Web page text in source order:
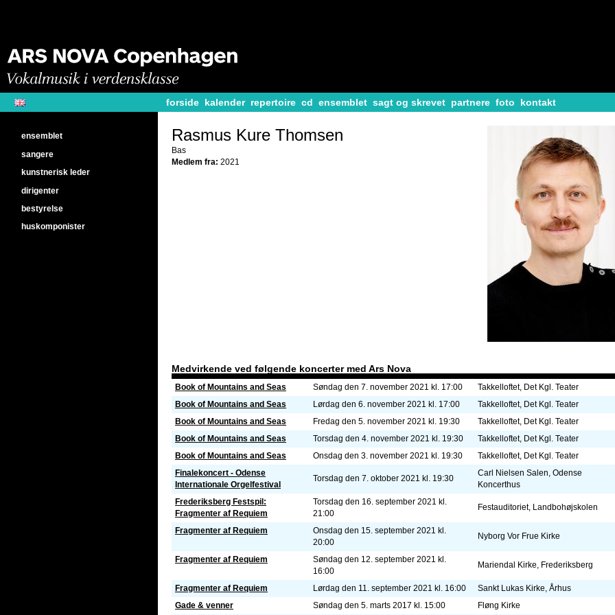
forside kalender repertoire cd ensemblet sagt og skrevet partnere foto kontakt
Rasmus Kure Thomsen
Bas
Medlem fra: 2021
Medvirkende ved følgende koncerter med Ars Nova
Book of Mountains and Seas Søndag den 7. november 2021 kl. 17:00
Takkelloftet, Det Kgl. Teater
Book of Mountains and Seas
Lørdag den 6. november 2021 kl. 17:00
Takkelloftet, Det Kgl. Teater
Book of Mountains and Seas
Fredag den 5. november 2021 kl. 19:30
Takkelloftet, Det Kgl. Teater
Book of Mountains and Seas
Torsdag den 4. november 2021 kl. 19:30
Takkelloftet, Det Kgl. Teater
Book of Mountains and Seas
Onsdag den 3. november 2021 kl. 19:30
Takkelloftet, Det Kgl. Teater
Finalekoncert - Odense
Internationale Orgelfestival
Torsdag den 7. oktober 2021 kl. 19:30
Carl Nielsen Salen, Odense
Koncerthus
Frederiksberg Festspil:
Fragmenter af Requiem
Torsdag den 16. september 2021 kl.
21:00
Festauditoriet, Landbohøjskolen
Fragmenter af Requiem
Onsdag den 15. september 2021 kl.
20:00
Nyborg Vor Frue Kirke
Fragmenter af Requiem
Søndag den 12. september 2021 kl.
16:00
Mariendal Kirke, Frederiksberg
Fragmenter af Requiem Lørdag den 11. september 2021 kl. 16:00
Sankt Lukas Kirke, Århus
Gade & venner
Søndag den 5. marts 2017 kl. 15:00 Fløng Kirke
ensemblet
sangere
kunstnerisk leder
dirigenter
bestyrelse
huskomponister